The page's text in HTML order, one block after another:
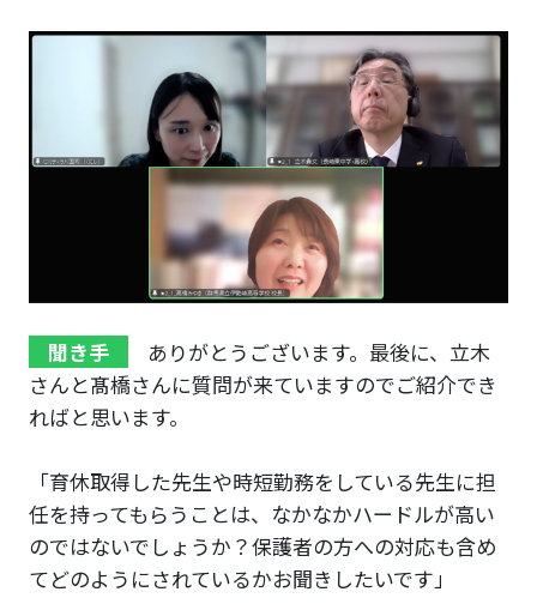
聞き手
ありがとうございます。最後に、立木
さんと髙橋さんに質問が来ていますのでご紹介でき
ればと思います。
「育休取得した先生や時短勤務をしている先生に担
任を持ってもらうことは、なかなかハードルが高い
のではないでしょうか？保護者の方への対応も含め
てどのようにされているかお聞きしたいです」